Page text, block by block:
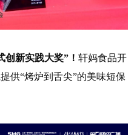
新实践大奖”！ 轩妈食品开
供“烤炉到舌尖”的美味短保